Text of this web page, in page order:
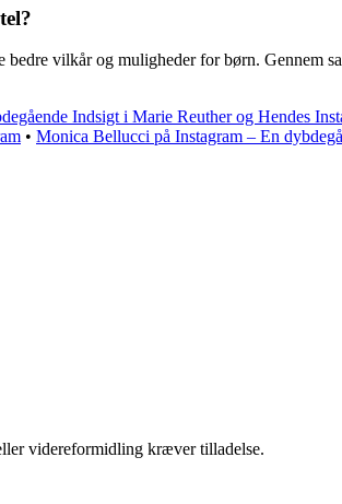
vilkår og muligheder for børn. Gennem
Indsigt i Marie Reuther og Hendes
• Monica Bellucci på Instagram – En
videreformidling kræver tilladelse.